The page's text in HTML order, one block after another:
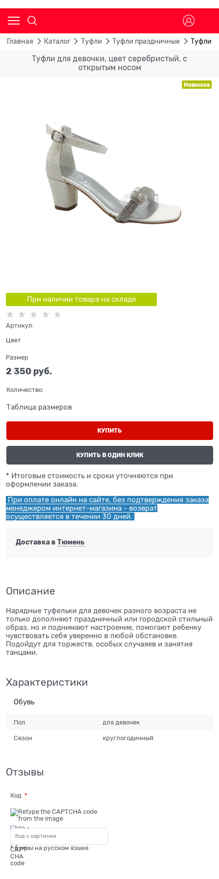
Главная Каталог Туфли Туфли праздничные Туфли
Туфли для девочки, цвет серебристый, с
открытым носом
Новинка
При наличии товара на складе
Артикул:
Цвет
Размер
2 350 руб.
Количество:
Таблица размеров
КУПИТЬ
КУПИТЬ В ОДИН КЛИК
* Итоговые стоимость и сроки уточняются при
оформлении заказа.
При оплате онлайн на сайте, без подтверждения заказа
менеджером интернет-магазина - возврат
осуществляется в течении 30 дней.
Доставка в Тюмень
Описание
Нарядные туфельки для девочек разного возраста не
только дополняют праздничный или городской стильный
образ, но и поднимают настроение, помогают ребенку
чувствовать себя уверенно в любой обстановке.
Подойдут для торжеств, особых случаяев и занятия
танцами.
Характеристики
Обувь
Пол для девочек
Сезон круглогодичный
Отзывы
Код
* буквы на русском языке